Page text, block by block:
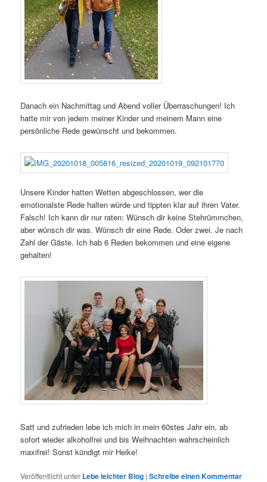
Danach ein Nachmittag und Abend voller Überraschungen! Ich
hatte mir von jedem meiner Kinder und meinem Mann eine
persönliche Rede gewünscht und bekommen.
Unsere Kinder hatten Wetten abgeschlossen, wer die
emotionalste Rede halten würde und tippten klar auf ihren Vater.
Falsch! Ich kann dir nur raten: Wünsch dir keine Stehrümmchen,
aber wünsch dir was. Wünsch dir eine Rede. Oder zwei. Je nach
Zahl der Gäste. Ich hab 6 Reden bekommen und eine eigene
gehalten!
Satt und zufrieden lebe ich mich in mein 60stes Jahr ein, ab
sofort wieder alkoholfrei und bis Weihnachten wahrscheinlich
maxifrei! Sonst kündigt mir Heike!
Veröffentlicht unter Lebe leichter Blog |Schreibe einen Kommentar